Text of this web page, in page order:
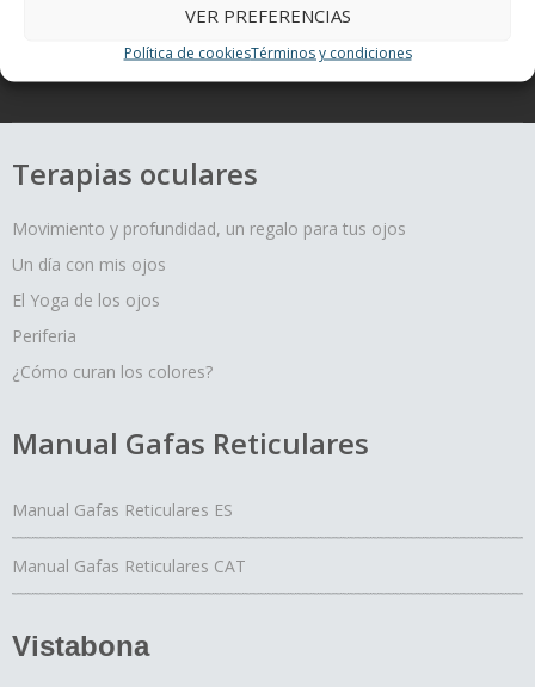
VER PREFERENCIAS
Política de cookiesTérminos y condiciones
Terapias oculares
Movimiento y profundidad, un regalo para tus ojos
Un día con mis ojos
El Yoga de los ojos
Periferia
¿Cómo curan los colores?
Manual Gafas Reticulares
Manual Gafas Reticulares ES
Manual Gafas Reticulares CAT
Vistabona